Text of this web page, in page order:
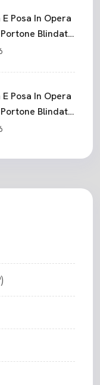
Posa In Opera
Blindato
Posa In Opera
Blindato